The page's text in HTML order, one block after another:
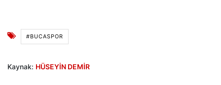
#BUCASPOR
Kaynak: HÜSEYİN DEMİR